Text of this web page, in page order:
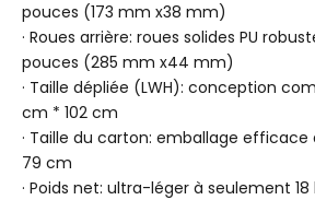
pouces (173 mm x38 mm)
· Roues arrière: roues solides PU
pouces (285 mm x44 mm)
· Taille dépliée (LWH): conception
cm * 102 cm
· Taille du carton: emballage
79 cm
· Poids net: ultra-léger à seulement